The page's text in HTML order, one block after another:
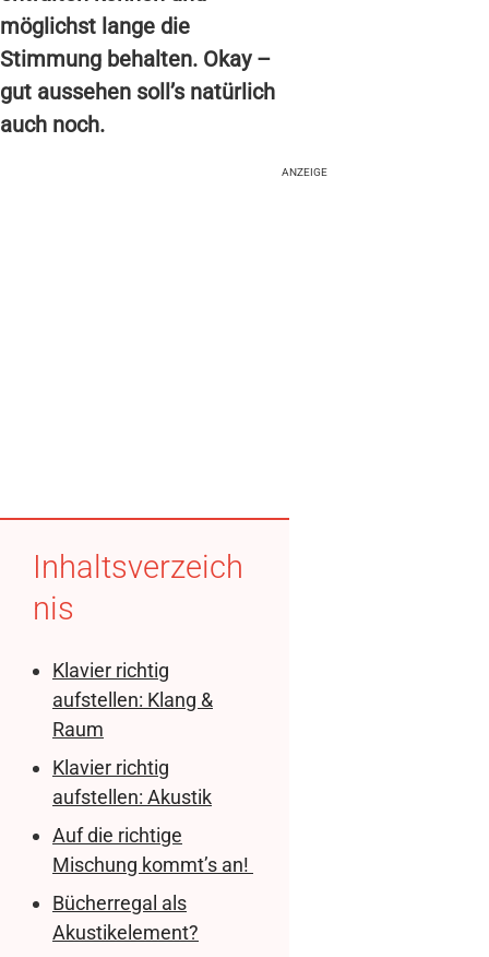
möglichst lange die
Stimmung behalten. Okay –
gut aussehen soll’s natürlich
auch noch.
ANZEIGE
Inhaltsverzeich
nis
Klavier richtig
aufstellen: Klang &
Raum
Klavier richtig
aufstellen: Akustik
Auf die richtige
Mischung kommt’s an!
Bücherregal als
Akustikelement?